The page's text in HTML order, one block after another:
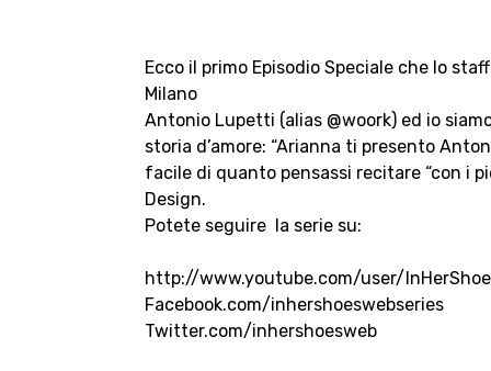
Ecco il primo Episodio Speciale che lo
Milano
Antonio Lupetti (alias @woork) ed io
storia d’amore: “Arianna ti presento
facile di quanto pensassi recitare “con i
Design.
Potete seguire la serie su:
http://www.youtube.com/user/
Facebook.com/inhershoeswebseries
Twitter.com/inhershoesweb